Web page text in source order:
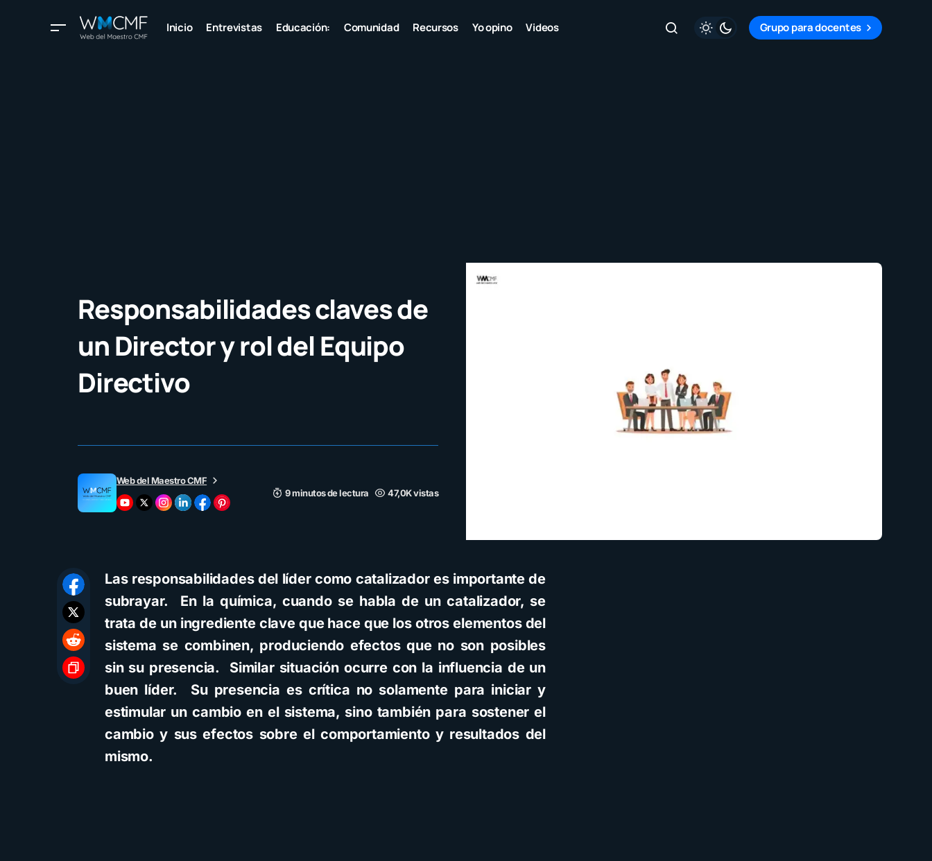
Inicio Entrevistas Educación: Comunidad Recursos Yo opino Videos Grupo para docentes
Responsabilidades claves de
un Director y rol del Equipo
Directivo
Web del Maestro CMF
9 minutos de lectura
47,0K vistas
Las responsabilidades del líder como catalizador es importante de
subrayar. En la química, cuando se habla de un catalizador, se
trata de un ingrediente clave que hace que los otros elementos del
sistema se combinen, produciendo efectos que no son posibles
sin su presencia. Similar situación ocurre con la influencia de un
buen líder. Su presencia es crítica no solamente para iniciar y
estimular un cambio en el sistema, sino también para sostener el
cambio y sus efectos sobre el comportamiento y resultados del
mismo.